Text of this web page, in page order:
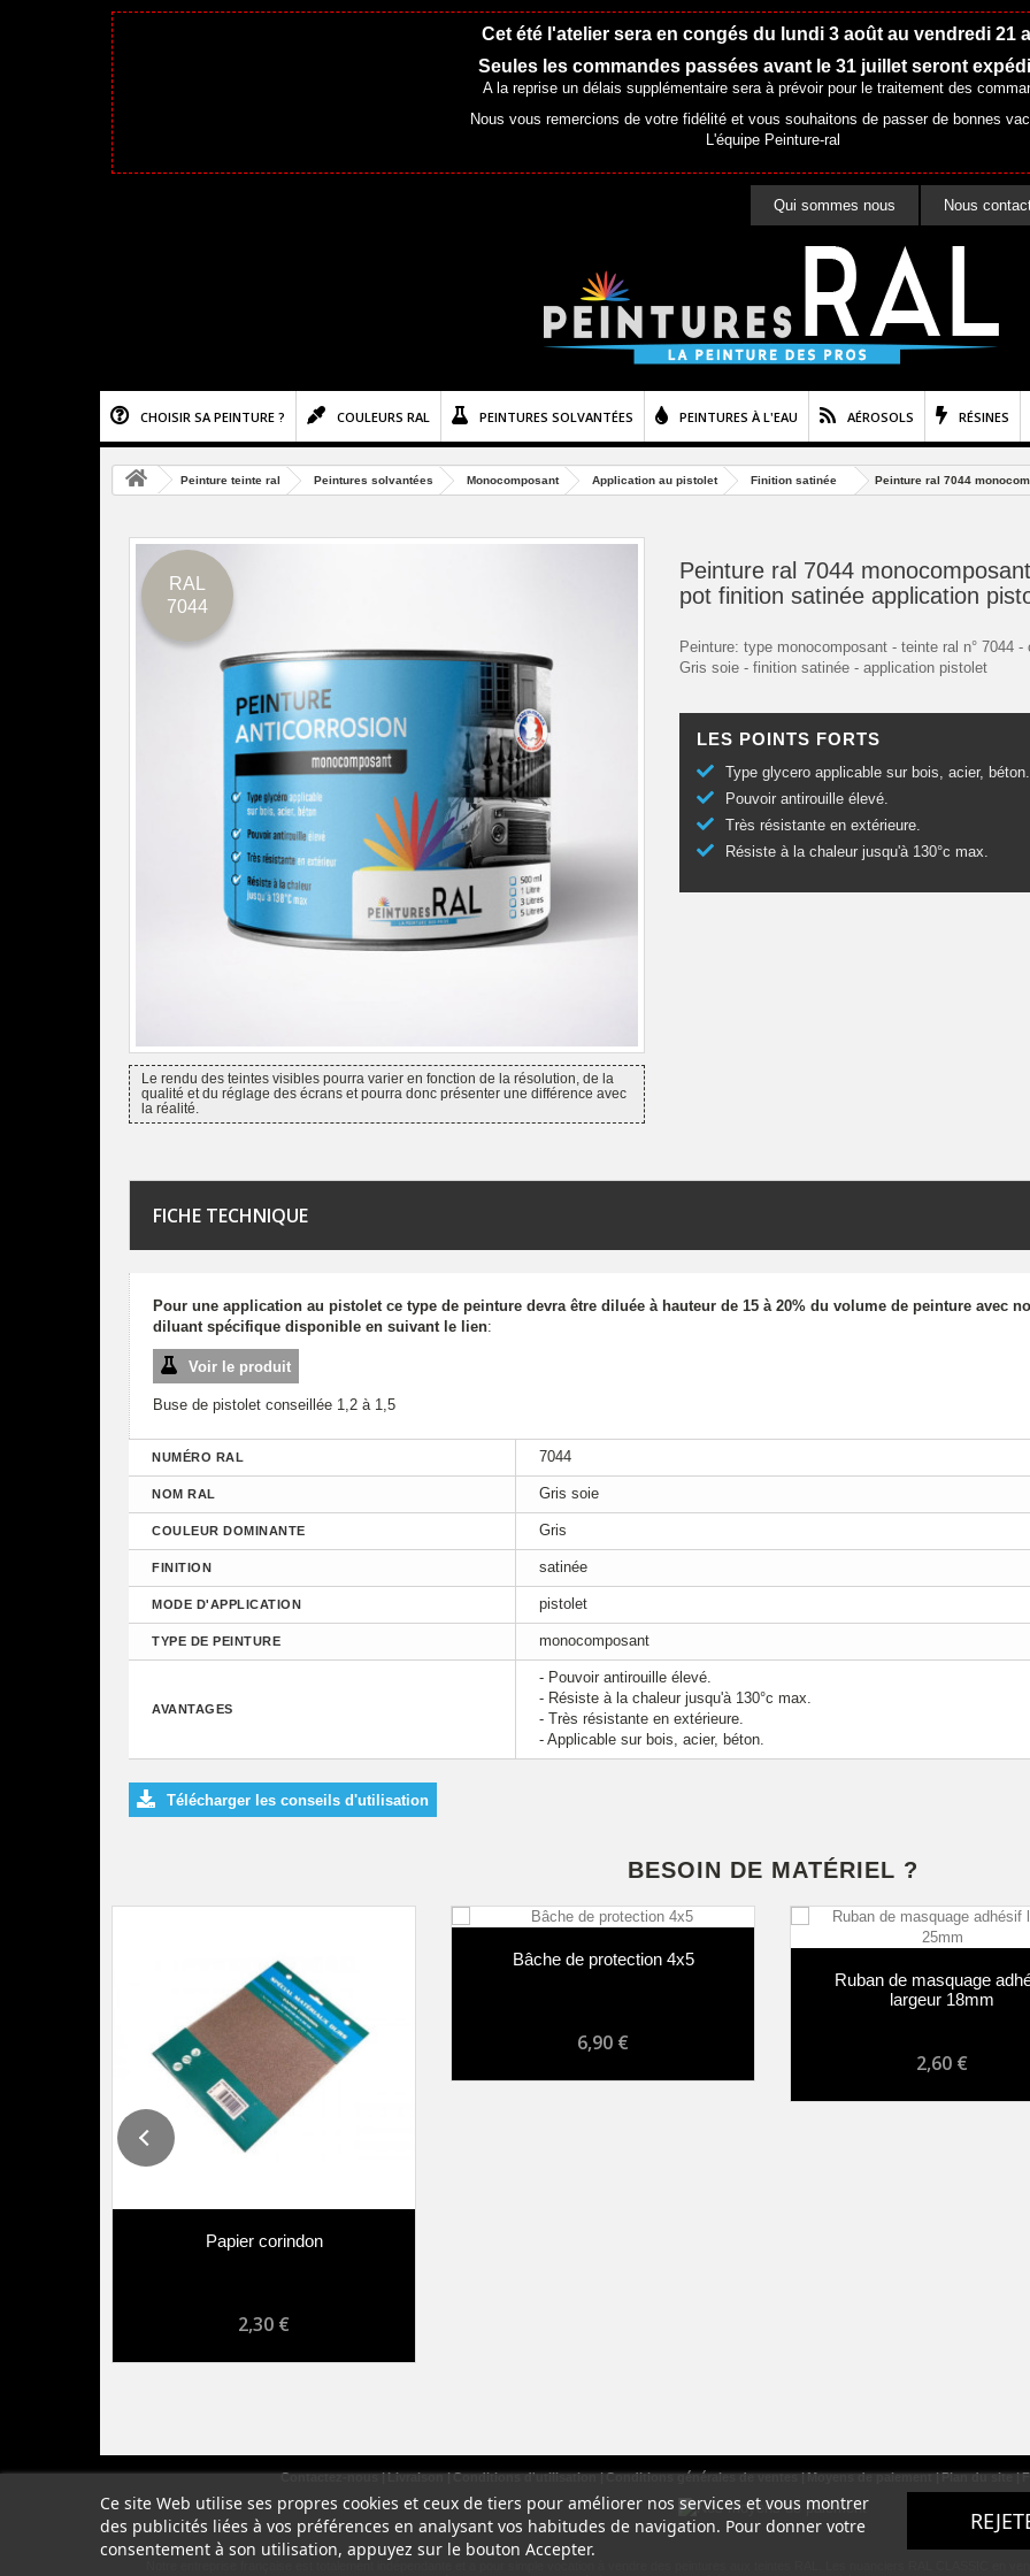
Cet été l'atelier sera en congés du lundi 3 août au vendredi 21
Seules les commandes passées avant le 31 juillet seront
A la reprise un délais supplémentaire sera à prévoir pour le traitement des
Nous vous remercions de votre fidélité et vous souhaitons de passer de bonnes
L'équipe Peinture-ral
Nous
Qui sommes nous
CHOISIR SA PEINTURE ? COULEURS RAL PEINTURES SOLVANTÉES PEINTURES À L'EAU AÉROSOLS RÉSINES
Peinture teinte ral Peintures solvantées Monocomposant Application au pistolet Finition satinée Peinture ral 7044
RAL
7044
Le rendu des teintes visibles pourra varier en fonction de la résolution, de la
qualité et du réglage des écrans et pourra donc présenter une différence avec
la réalité.
Peinture ral 7044
pot finition satinée application
Peinture: type monocomposant - teinte ral n° 7044 -
Gris soie - finition satinée - application pistolet
LES POINTS FORTS
Type glycero applicable sur bois, acier, béton.
Pouvoir antirouille élevé.
Très résistante en extérieure.
Résiste à la chaleur jusqu'à 130°c max.
FICHE TECHNIQUE
Pour une application au pistolet ce type de peinture devra être diluée à hauteur de 15 à 20% du volume de peinture avec
diluant spécifique disponible en suivant le lien:
Voir le produit
Buse de pistolet conseillée 1,2 à 1,5
NUMÉRO RAL 7044
NOM RAL Gris soie
COULEUR DOMINANTE Gris
FINITION satinée
MODE D'APPLICATION pistolet
TYPE DE PEINTURE monocomposant
AVANTAGES
- Pouvoir antirouille élevé.
- Résiste à la chaleur jusqu'à 130°c max.
- Très résistante en extérieure.
- Applicable sur bois, acier, béton.
Télécharger les conseils d'utilisation
BESOIN DE MATÉRIEL ?
Papier corindon
2,30 €
Bâche de protection 4x5
6,90 €
Ruban de masquage adhésif
largeur 18mm
2,60 €
Contactez-nous Livraison Conditions d'utilisation Conditions générales de ventes Moyens de paiement Plan du site
Ce site Web utilise ses propres cookies et ceux de tiers pour améliorer nos services et vous montrer
des publicités liées à vos préférences en analysant vos habitudes de navigation. Pour donner votre
consentement à son utilisation, appuyez sur le bouton Accepter.